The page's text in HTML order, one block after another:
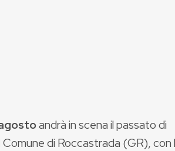
andrà in scena il passato di
di Roccastrada (GR), con